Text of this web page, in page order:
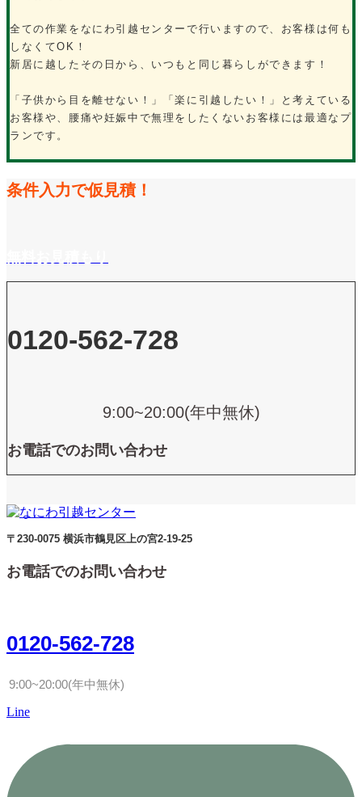
全ての作業をなにわ引越センターで行いますので、お客様は何も
しなくてOK！
新居に越したその日から、いつもと同じ暮らしができます！
「子供から目を離せない！」「楽に引越したい！」と考えている
お客様や、腰痛や妊娠中で無理をしたくないお客様には最適なプ
ランです。
条件入力で仮見積！
0120-562-728
9:00~20:00(年中無休)
お電話でのお問い合わせ
〒230-0075 横浜市鶴見区上の宮2-19-25
お電話でのお問い合わせ
0120-562-728
9:00~20:00(年中無休)
Line